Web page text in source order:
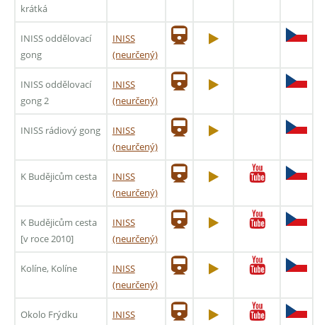
krátká
INISS oddělovací
gong
INISS
(neurčený)
INISS oddělovací
gong 2
INISS
(neurčený)
INISS rádiový gong
INISS
(neurčený)
K Budějicům cesta
INISS
(neurčený)
K Budějicům cesta
[v roce 2010]
INISS
(neurčený)
Kolíne, Kolíne
INISS
(neurčený)
Okolo Frýdku
INISS